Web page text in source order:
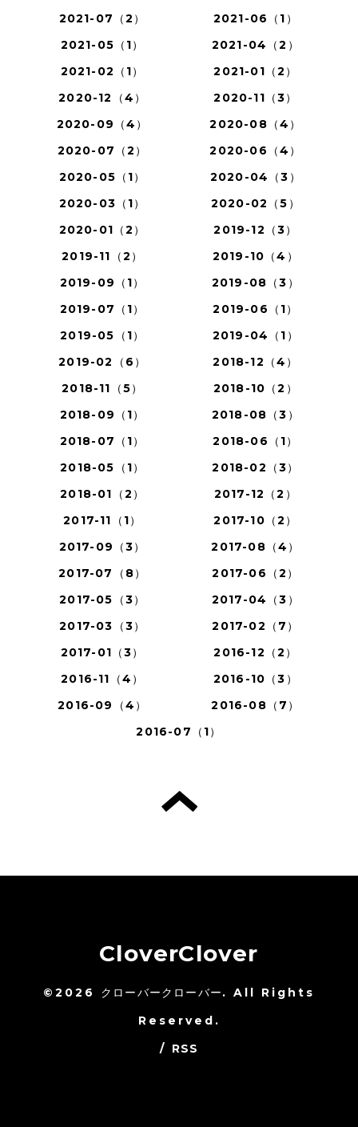
2021-07（2）
2021-06（1）
2021-05（1）
2021-04（2）
2021-02（1）
2021-01（2）
2020-12（4）
2020-11（3）
2020-09（4）
2020-08（4）
2020-07（2）
2020-06（4）
2020-05（1）
2020-04（3）
2020-03（1）
2020-02（5）
2020-01（2）
2019-12（3）
2019-11（2）
2019-10（4）
2019-09（1）
2019-08（3）
2019-07（1）
2019-06（1）
2019-05（1）
2019-04（1）
2019-02（6）
2018-12（4）
2018-11（5）
2018-10（2）
2018-09（1）
2018-08（3）
2018-07（1）
2018-06（1）
2018-05（1）
2018-02（3）
2018-01（2）
2017-12（2）
2017-11（1）
2017-10（2）
2017-09（3）
2017-08（4）
2017-07（8）
2017-06（2）
2017-05（3）
2017-04（3）
2017-03（3）
2017-02（7）
2017-01（3）
2016-12（2）
2016-11（4）
2016-10（3）
2016-09（4）
2016-08（7）
2016-07（1）
CloverClover
©2026 クローバークローバー. All Rights
Reserved.
/ RSS